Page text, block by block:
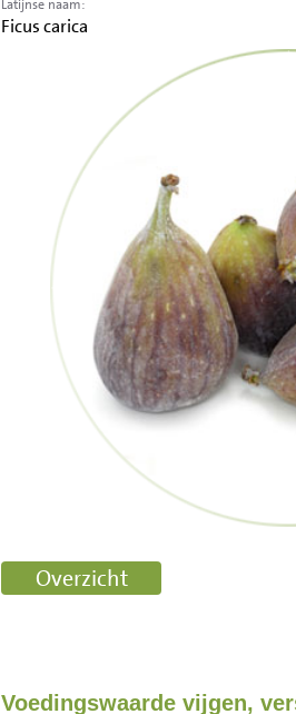
Latijnse naam:
Ficus carica
Voedingswaarde vijgen,